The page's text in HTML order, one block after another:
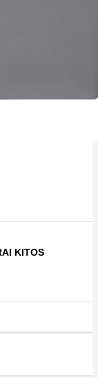
KITOS